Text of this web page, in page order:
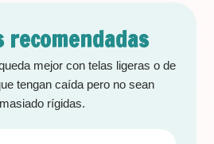
recomendadas
mejor con telas ligeras o de
tengan caída pero no sean
rígidas.